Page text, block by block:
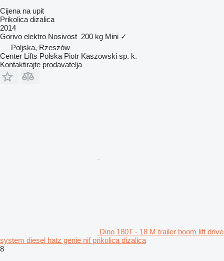
Cijena na upit
Prikolica dizalica
2014
Gorivo elektro Nosivost 200 kg Mini ✓
Poljska, Rzeszów
Center Lifts Polska Piotr Kaszowski sp. k.
Kontaktirajte prodavatelja
Dino 180T - 18 M trailer boom lift drive
system diesel hatz genie nif prikolica dizalica
8